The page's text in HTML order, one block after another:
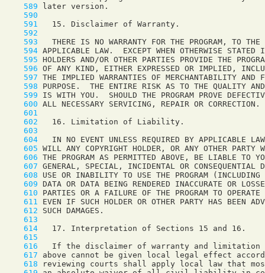
    589
    590
    591
    592
    593
    594
    595
    596
    597
    598
    599
    600
    601
    602
    603
    604
    605
    606
    607
    608
    609
    610
    611
    612
    613
    614
    615
    616
    617
    618